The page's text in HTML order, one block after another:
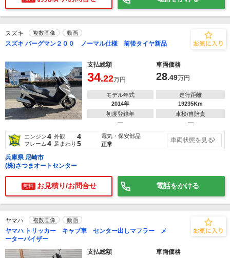
スズキ 複数画像 動画
スズキ バーグマン２００ ノーマル仕様 前後タイヤ新品
支払総額 車両価格
34.22万円 28.49万円
モデル年式
2014年
走行距離
19235Km
初度登録年
―
車検/自賠責
―
エンジン4 外観 4
フレーム4 足まわり 5
電気・保安部品
正常
車両状態を見る
兵庫県 尼崎市
(株)さつまオートセンター
無料 お見積り/お問合せ 電話をかける
ヤマハ 複数画像 動画
ヤマハ トリッカー キャブ車 センター出しマフラー メ
ーターバイザー
支払総額
車両価格